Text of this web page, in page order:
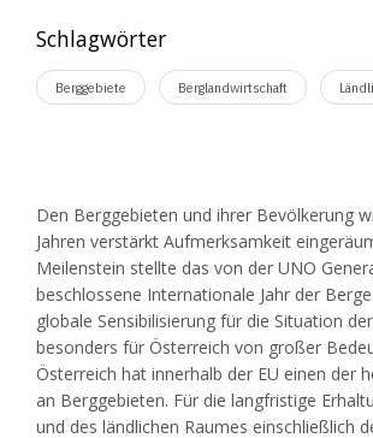
Schlagwörter
Berggebiete Berglandwirtschaft
Den Berggebieten und ihrer Bevölkerung
Jahren verstärkt Aufmerksamkeit
Meilenstein stellte das von der UNO
beschlossene Internationale Jahr der
globale Sensibilisierung für die Situation
besonders für Österreich von großer
Österreich hat innerhalb der EU einen der
an Berggebieten. Für die langfristige
und des ländlichen Raumes einschließlich